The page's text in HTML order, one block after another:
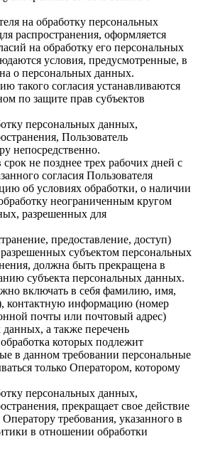
на обработку персональных
распространения, оформляется
на обработку его персональных
условия, предусмотренные, в
о персональных данных.
такого согласия устанавливаются
по защите прав субъектов
персональных данных,
Пользователь
непосредственно.
не позднее трех рабочих дней с
согласия Пользователя
об условиях обработки, о наличии
неограниченным кругом
разрешенных для
предоставление, доступ)
субъектом персональных
должна быть прекращена в
субъекта персональных данных.
включать в себя фамилию, имя,
контактную информацию (номер
почты или почтовый адрес)
а также перечень
которых подлежит
в данном требовании персональные
только Оператором, которому
персональных данных,
прекращает свое действие
требования, указанного в
в отношении обработки